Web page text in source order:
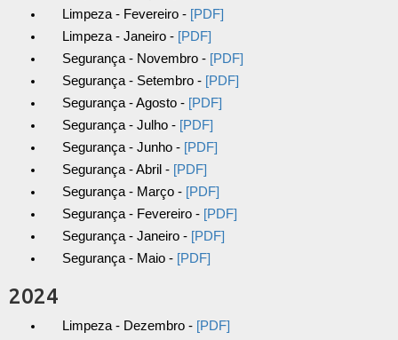
Limpeza - Fevereiro - [PDF]
Limpeza - Janeiro - [PDF]
Segurança - Novembro - [PDF]
Segurança - Setembro - [PDF]
Segurança - Agosto - [PDF]
Segurança - Julho - [PDF]
Segurança - Junho - [PDF]
Segurança - Abril - [PDF]
Segurança - Março - [PDF]
Segurança - Fevereiro - [PDF]
Segurança - Janeiro - [PDF]
Segurança - Maio - [PDF]
2024
Limpeza - Dezembro - [PDF]